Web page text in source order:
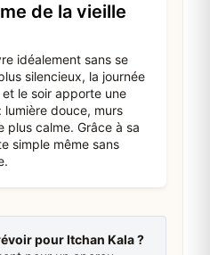
de la vieille
idéalement sans se
silencieux, la journée
le soir apporte une
douce, murs
plus calme. Grâce à sa
simple même sans
pour Itchan Kala ?